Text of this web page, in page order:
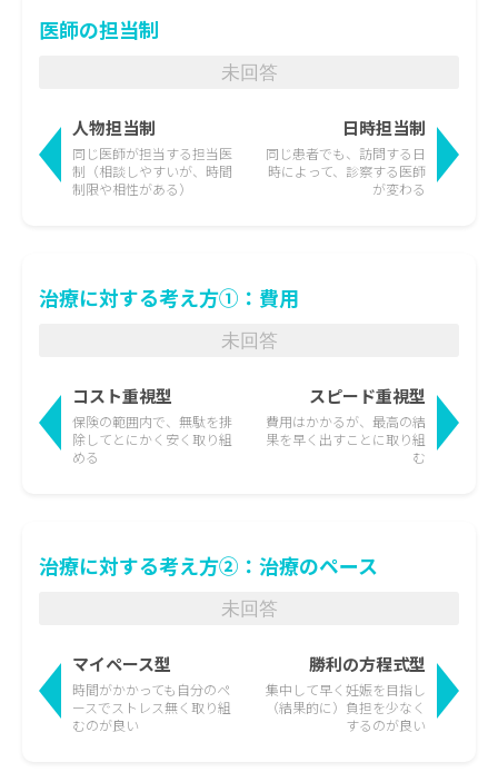
医師の担当制
未回答
人物担当制
同じ医師が担当する担当医
制 （相談しやすいが、時間
制限や相性がある）
同じ患者でも、訪問する日
時によって、 診察する医師
が変わる
日時担当制
治療に対する考え方①：費用
未回答
コスト重視型
保険の範囲内で、無駄を排
除してとにかく安く取り組
める
費用はかかるが、最高の結
果を早く出すことに取り組
む
スピード重視型
治療に対する考え方②：治療のペース
未回答
マイペース型
時間がかかっても 自分のペ
ースでストレス無く取り組
むのが良い
集中して早く妊娠を目指し
（結果的に）負担を少なく
するのが良い
勝利の方程式型